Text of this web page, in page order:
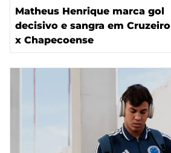
Matheus Henrique marca gol
decisivo e sangra em Cruzeiro
x Chapecoense